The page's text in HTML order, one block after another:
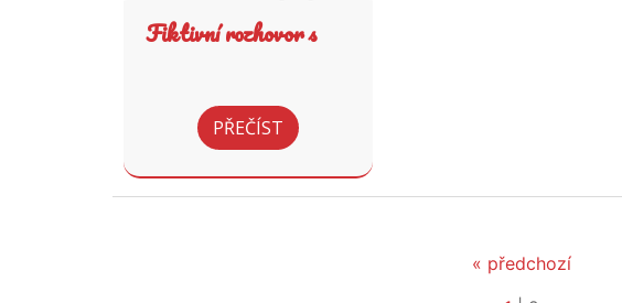
Fiktivní rozhovor s
PŘEČÍST
« předchozí